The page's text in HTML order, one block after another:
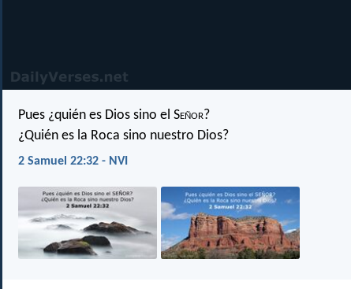
Pues ¿quién es Dios sino el Señor?
¿Quién es la Roca sino nuestro Dios?
2 Samuel 22:32 - NVI